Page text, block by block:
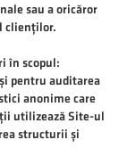
sau a oricăror
clienților.
în scopul:
pentru auditarea
anonime care
utilizează Site-ul
structurii și